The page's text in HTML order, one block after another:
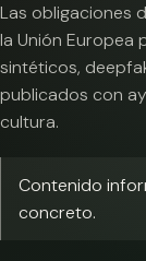
Las obligaciones
la Unión
sintéticos,
publicados con
cultura.
Contenido
concreto.